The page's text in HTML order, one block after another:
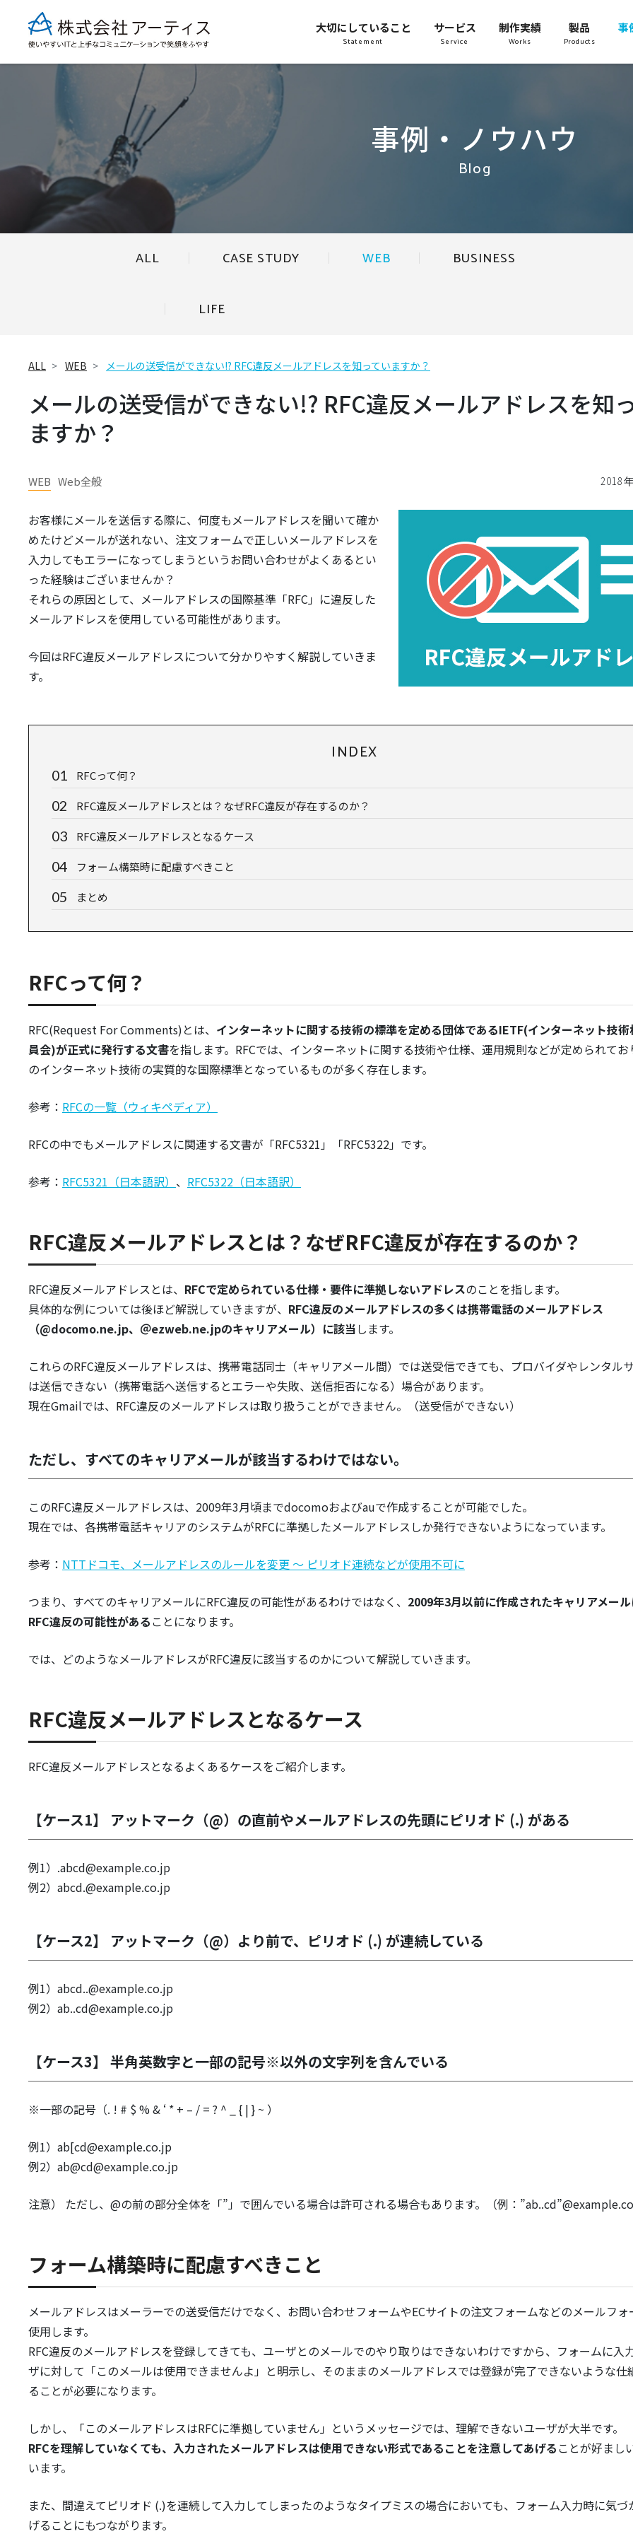
大切にしていること
Statement
サービス
Service
制作実績
Works
製品
Products
事
事例・ノウハウ
Blog
ALL CASE STUDY WEB BUSINESS
LIFE
ALL WEB メールの送受信ができない!? RFC違反メールアドレスを知っていますか？
メールの送受信ができない!? RFC違反メールアドレスを知
ますか？
2018
WEB Web全般
お客様にメールを送信する際に、何度もメールアドレスを聞いて確か
めたけどメールが送れない、注文フォームで正しいメールアドレスを
入力してもエラーになってしまうというお問い合わせがよくあるとい
った経験はございませんか？
それらの原因として、メールアドレスの国際基準「RFC」に違反した
メールアドレスを使用している可能性があります。
今回はRFC違反メールアドレスについて分かりやすく解説していきま
す。
INDEX
RFCって何？
RFC違反メールアドレスとは？なぜRFC違反が存在するのか？
RFC違反メールアドレスとなるケース
フォーム構築時に配慮すべきこと
まとめ
RFCって何？
RFC(Request For Comments)とは、 インターネットに関する技術の標準を定める団体であるIETF(インターネット技
員会)が正式に発行する文書を指します。RFCでは、インターネットに関する技術や仕様、運用規則などが定められてお
のインターネット技術の実質的な国際標準となっているものが多く存在します。
参考： RFCの一覧（ウィキペディア）
RFCの中でもメールアドレスに関連する文書が「RFC5321」「RFC5322」です。
参考： RFC5321（日本語訳） 、 RFC5322（日本語訳）
RFC違反メールアドレスとは？なぜRFC違反が存在するのか？
RFC違反メールアドレスとは、 RFCで定められている仕様・要件に準拠しないアドレスのことを指します。
具体的な例については後ほど解説していきますが、 RFC違反のメールアドレスの多くは携帯電話のメールアドレス
（@docomo.ne.jp、＠ezweb.ne.jpのキャリアメール）に該当します。
これらのRFC違反メールアドレスは、携帯電話同士（キャリアメール間）では送受信できても、プロバイダやレンタル
は送信できない（携帯電話へ送信するとエラーや失敗、送信拒否になる）場合があります。
現在Gmailでは、RFC違反のメールアドレスは取り扱うことができません。（送受信ができない）
ただし、すべてのキャリアメールが該当するわけではない。
このRFC違反メールアドレスは、2009年3月頃までdocomoおよびauで作成することが可能でした。
現在では、各携帯電話キャリアのシステムがRFCに準拠したメールアドレスしか発行できないようになっています。
参考： NTTドコモ、メールアドレスのルールを変更 〜 ピリオド連続などが使用不可に
つまり、すべてのキャリアメールにRFC違反の可能性があるわけではなく、 2009年3月以前に作成されたキャリアメー
RFC違反の可能性がある ことになります。
では、どのようなメールアドレスがRFC違反に該当するのかについて解説していきます。
RFC違反メールアドレスとなるケース
RFC違反メールアドレスとなるよくあるケースをご紹介します。
【ケース1】 アットマーク（@）の直前やメールアドレスの先頭にピリオド (.) がある
例1）.abcd@example.co.jp
例2）abcd.@example.co.jp
【ケース2】 アットマーク（@）より前で、ピリオド (.) が連続している
例1）abcd..@example.co.jp
例2）ab..cd@example.co.jp
【ケース3】 半角英数字と一部の記号※以外の文字列を含んでいる
※一部の記号（. ! # $ % & ‘ * + – / = ? ^ _ { | } ~ ）
例1）ab[cd@example.co.jp
例2）ab@cd@example.co.jp
注意） ただし、@の前の部分全体を「”」で囲んでいる場合は許可される場合もあります。（例：
フォーム構築時に配慮すべきこと
メールアドレスはメーラーでの送受信だけでなく、お問い合わせフォームやECサイトの注文フォームなどのメールフォ
使用します。
RFC違反のメールアドレスを登録してきても、ユーザとのメールでのやり取りはできないわけですから、フォームに入
ザに対して「このメールは使用できませんよ」と明示し、そのままのメールアドレスでは登録が完了できないような仕
ることが必要になります。
しかし、「このメールアドレスはRFCに準拠していません」というメッセージでは、理解できないユーザが大半です。
RFCを理解していなくても、入力されたメールアドレスは使用できない形式であることを注意してあげる ことが好まし
います。
また、間違えてピリオド (.)を連続して入力してしまったのようなタイプミスの場合においても、フォーム入力時に気づ
げることにもつながります。